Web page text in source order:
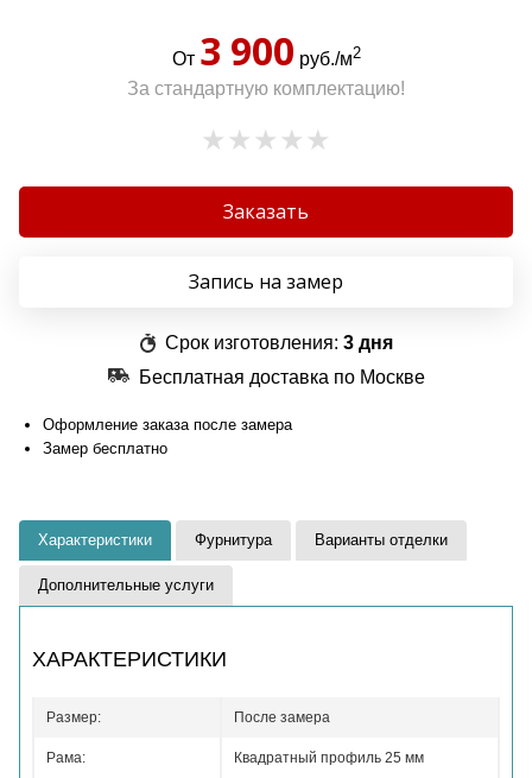
От 3 900 руб./м2
За стандартную комплектацию!
Заказать
Запись на замер
Срок изготовления: 3 дня
Бесплатная доставка по Москве
Оформление заказа после замера
Замер бесплатно
Характеристики Фурнитура Варианты отделки
Дополнительные услуги
ХАРАКТЕРИСТИКИ
Размер: После замера
Рама: Квадратный профиль 25 мм